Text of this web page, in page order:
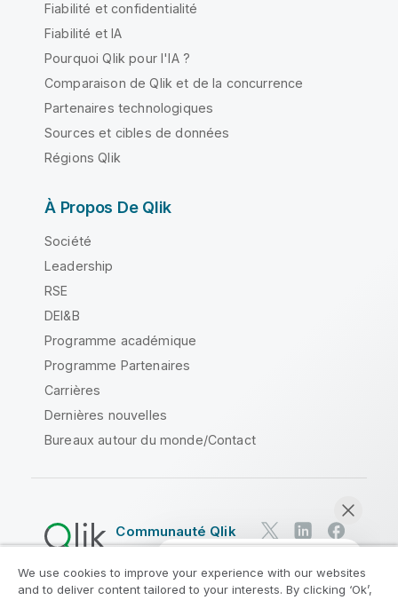
Fiabilité et confidentialité
Fiabilité et IA
Pourquoi Qlik pour l'IA ?
Comparaison de Qlik et de la concurrence
Partenaires technologiques
Sources et cibles de données
Régions Qlik
À Propos De Qlik
Société
Leadership
RSE
DEI&B
Programme académique
Programme Partenaires
Carrières
Dernières nouvelles
Bureaux autour du monde/Contact
Communauté Qlik
Contrats juridiques
We use cookies to improve your experience with our websites
and to deliver content tailored to your interests. By clicking ‘Ok’,